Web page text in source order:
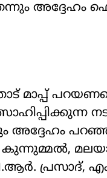
അദ്ദേഹം
മാപ്പ്
അദ്ദേഹം
പ്രസാദ്,